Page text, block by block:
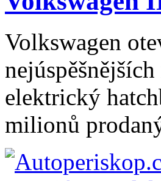
Volkswagen
elektrický
milionů